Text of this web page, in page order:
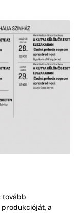
tovább
a